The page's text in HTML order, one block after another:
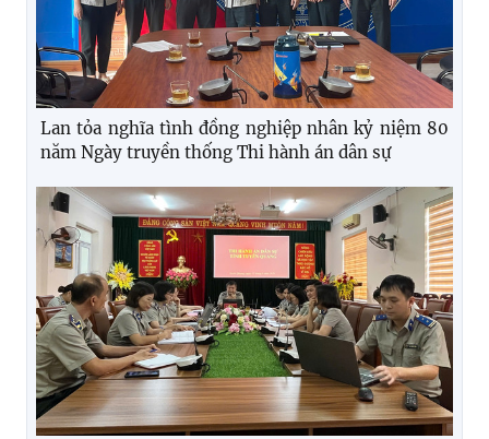
Lan tỏa nghĩa tình đồng nghiệp nhân kỷ niệm 80
năm Ngày truyền thống Thi hành án dân sự